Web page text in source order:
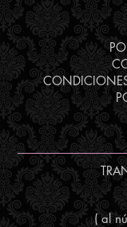
( al